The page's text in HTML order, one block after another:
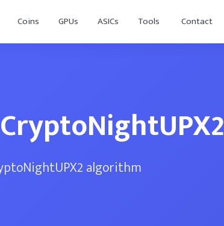
Coins GPUs ASICs Tools Contact
algorithm